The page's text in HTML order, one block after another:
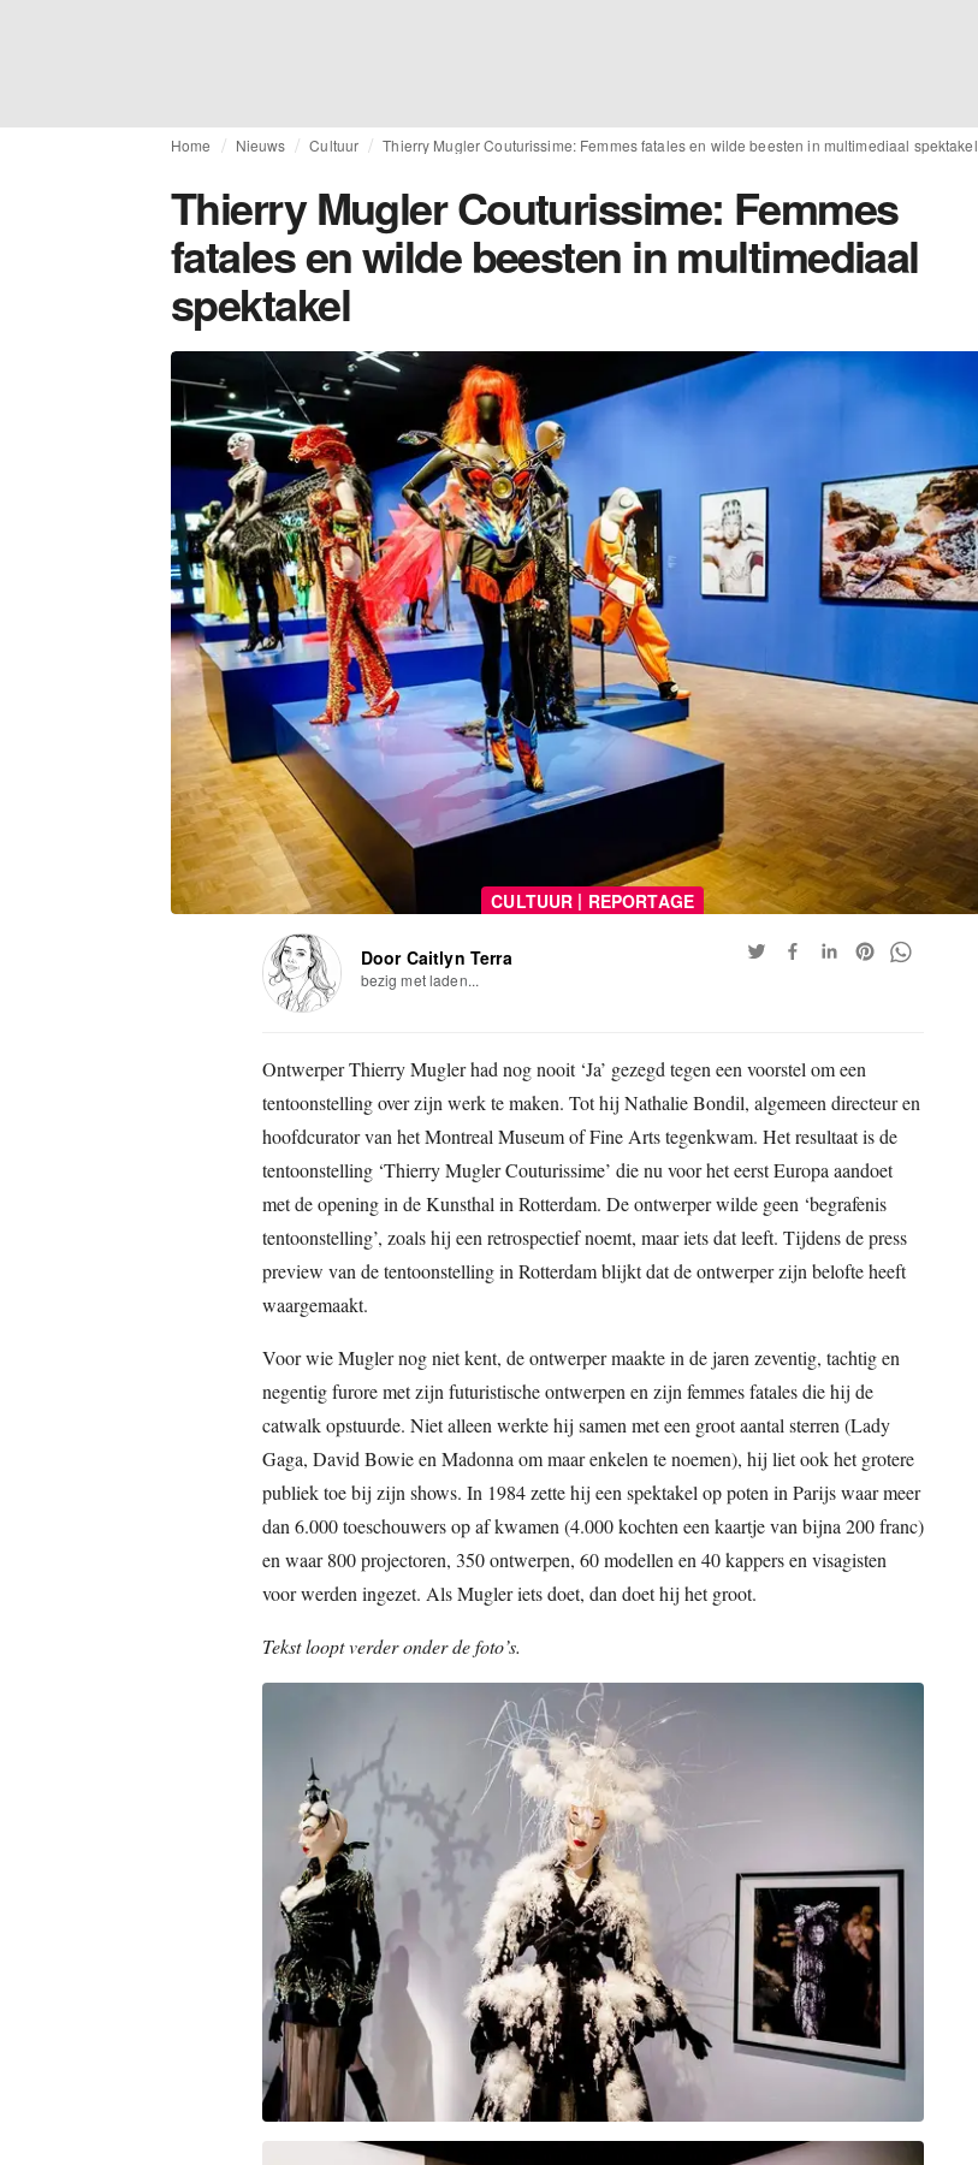
Home Nieuws Cultuur Thierry Mugler Couturissime: Femmes fatales en wilde beesten in multimediaal spektakel
Thierry Mugler Couturissime: Femmes
fatales en wilde beesten in multimediaal
spektakel
CULTUUR | REPORTAGE
Door Caitlyn Terra
bezig met laden...
Ontwerper Thierry Mugler had nog nooit ‘Ja’ gezegd tegen een voorstel om een
tentoonstelling over zijn werk te maken. Tot hij Nathalie Bondil, algemeen directeur en
hoofdcurator van het Montreal Museum of Fine Arts tegenkwam. Het resultaat is de
tentoonstelling ‘Thierry Mugler Couturissime’ die nu voor het eerst Europa aandoet
met de opening in de Kunsthal in Rotterdam. De ontwerper wilde geen ‘begrafenis
tentoonstelling’, zoals hij een retrospectief noemt, maar iets dat leeft. Tijdens de press
preview van de tentoonstelling in Rotterdam blijkt dat de ontwerper zijn belofte heeft
waargemaakt.
Voor wie Mugler nog niet kent, de ontwerper maakte in de jaren zeventig, tachtig en
negentig furore met zijn futuristische ontwerpen en zijn femmes fatales die hij de
catwalk opstuurde. Niet alleen werkte hij samen met een groot aantal sterren (Lady
Gaga, David Bowie en Madonna om maar enkelen te noemen), hij liet ook het grotere
publiek toe bij zijn shows. In 1984 zette hij een spektakel op poten in Parijs waar meer
dan 6.000 toeschouwers op af kwamen (4.000 kochten een kaartje van bijna 200 franc)
en waar 800 projectoren, 350 ontwerpen, 60 modellen en 40 kappers en visagisten
voor werden ingezet. Als Mugler iets doet, dan doet hij het groot.
Tekst loopt verder onder de foto’s.